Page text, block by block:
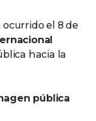
el 8 de
hacia la
pública